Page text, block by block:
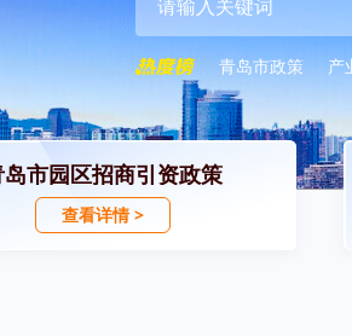
青岛市政策 产
市园区招商引资政策
查看详情 >